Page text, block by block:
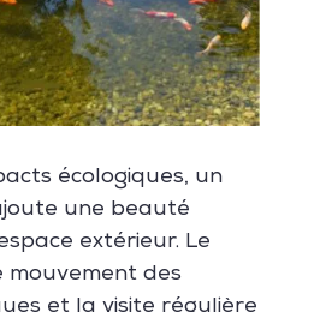
écologiques, un
une beauté
extérieur. Le
mouvement des
et la visite régulière